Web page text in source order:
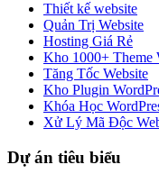
Thiết kế website
Quản Trị Website
Hosting Giá Rẻ
Kho 1000+ Theme
Tăng Tốc Website
Kho Plugin
Khóa Học
Xử Lý Mã Độc
Dự án tiêu biểu